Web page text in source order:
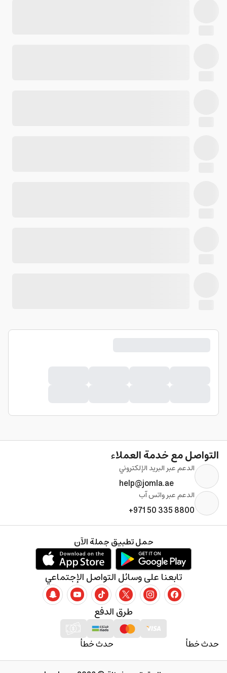
التواصل مع خدمة العملاء
الدعم عبر البريد الإلكتروني
help@jomla.ae
الدعم عبر واتس آب
+971 50 335 8800
حدث خطأ حدث خطأ
طرق الدفع
تابعنا على وسائل التواصل الإجتماعي
حمل تطبيق جملة الآن